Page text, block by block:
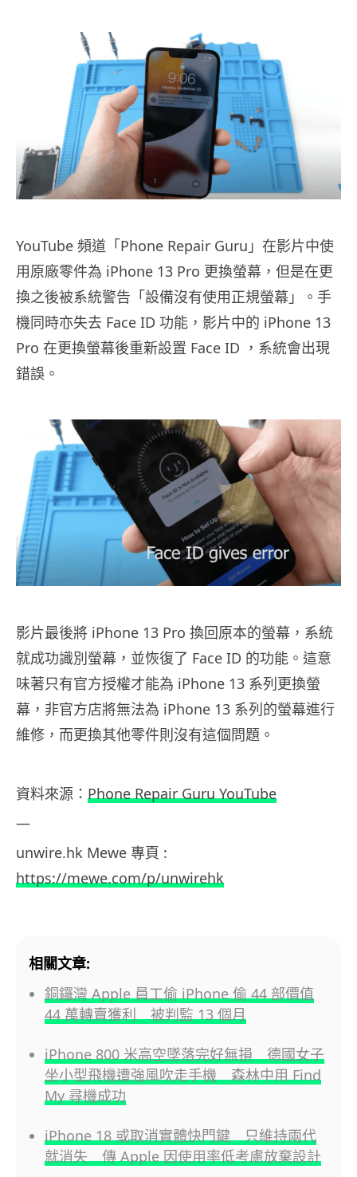
YouTube 頻道「Phone Repair Guru」在影片中使
用原廠零件為 iPhone 13 Pro 更換螢幕，但是在更
換之後被系統警告「設備沒有使用正規螢幕」。手
機同時亦失去 Face ID 功能，影片中的 iPhone 13
Pro 在更換螢幕後重新設置 Face ID ，系統會出現
錯誤。
影片最後將 iPhone 13 Pro 換回原本的螢幕，系統
就成功識別螢幕，並恢復了 Face ID 的功能。這意
味著只有官方授權才能為 iPhone 13 系列更換螢
幕，非官方店將無法為 iPhone 13 系列的螢幕進行
維修，而更換其他零件則沒有這個問題。
資料來源： Phone Repair Guru YouTube
—
unwire.hk Mewe 專頁 :
https://mewe.com/p/unwirehk
相關文章:
銅鑼灣 Apple 員工偷 iPhone 偷 44 部價值
44 萬轉賣獲利 被判監 13 個月
iPhone 800 米高空墜落完好無損 德國女子
坐小型飛機遭強風吹走手機 森林中用 Find
My 尋機成功
iPhone 18 或取消實體快門鍵 只維持兩代
就消失 傳 Apple 因使用率低考慮放棄設計